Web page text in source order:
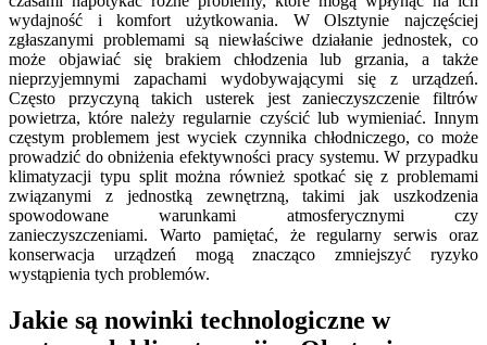
wydajność i komfort użytkowania. W Olsztynie najczęściej
zgłaszanymi problemami są niewłaściwe działanie jednostek, co
może objawiać się brakiem chłodzenia lub grzania, a także
nieprzyjemnymi zapachami wydobywającymi się z urządzeń.
Często przyczyną takich usterek jest zanieczyszczenie filtrów
powietrza, które należy regularnie czyścić lub wymieniać. Innym
częstym problemem jest wyciek czynnika chłodniczego, co może
prowadzić do obniżenia efektywności pracy systemu. W przypadku
klimatyzacji typu split można również spotkać się z problemami
związanymi z jednostką zewnętrzną, takimi jak uszkodzenia
spowodowane warunkami atmosferycznymi czy
zanieczyszczeniami. Warto pamiętać, że regularny serwis oraz
konserwacja urządzeń mogą znacząco zmniejszyć ryzyko
wystąpienia tych problemów.
Jakie są nowinki technologiczne w